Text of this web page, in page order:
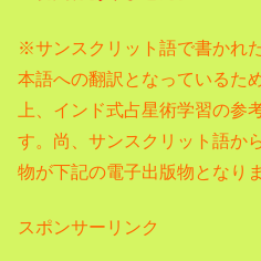
※サンスクリット語で書かれ
本語への翻訳となっているた
上、インド式占星術学習の参
す。尚、サンスクリット語か
物が下記の電子出版物となりま
スポンサーリンク